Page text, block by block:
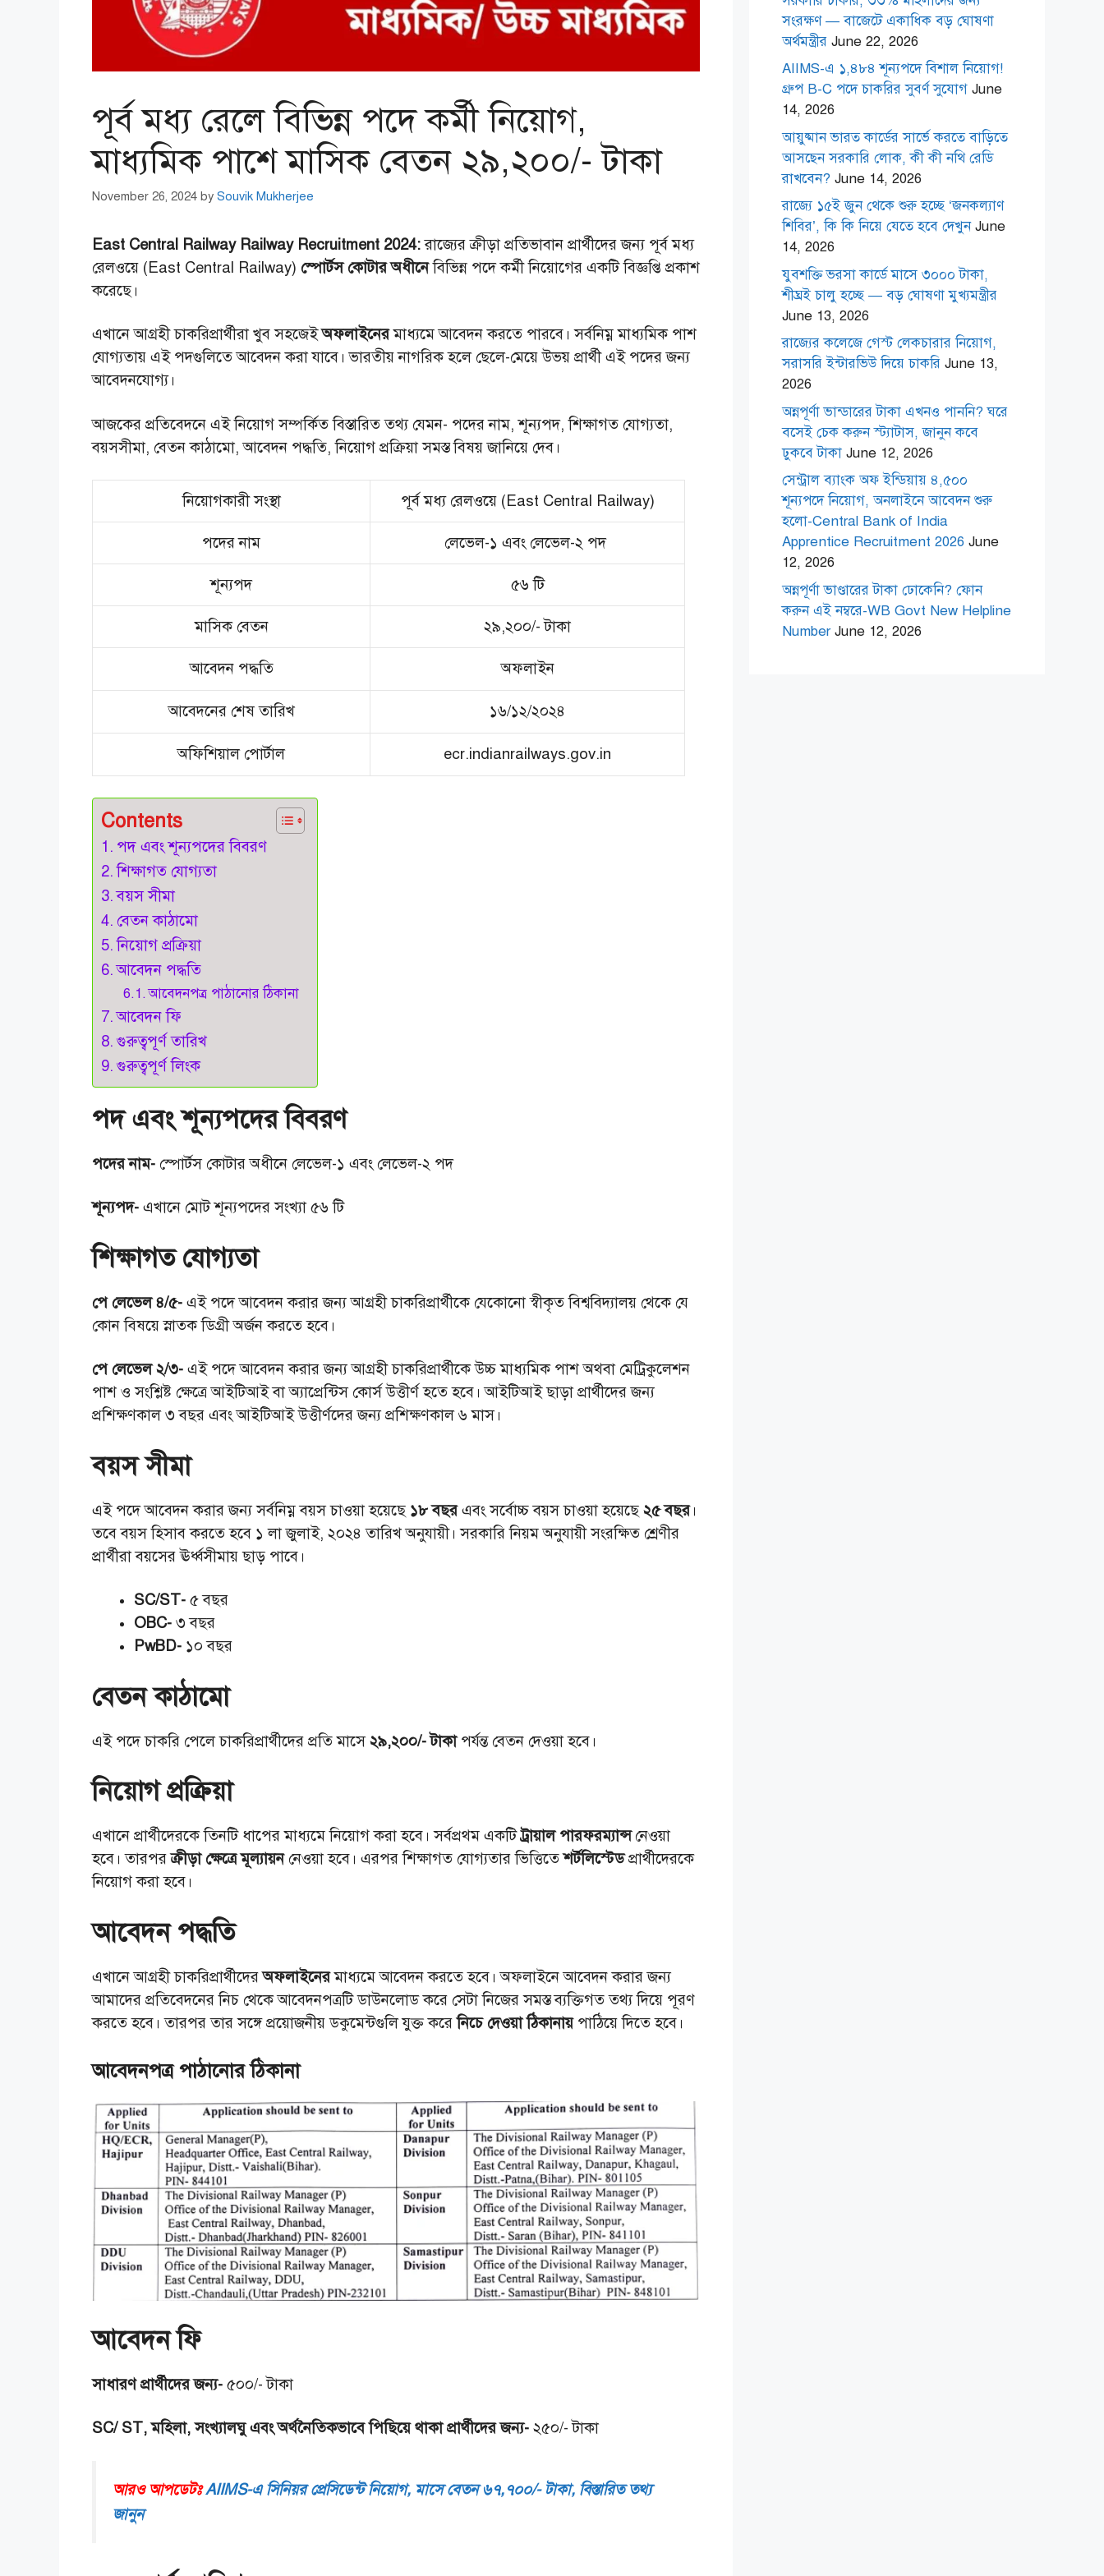
পূর্ব মধ্য রেলে বিভিন্ন পদে কর্মী নিয়োগ,
মাধ্যমিক পাশে মাসিক বেতন ২৯,২০০/- টাকা
November 26, 2024 by Souvik Mukherjee
East Central Railway Railway Recruitment 2024:রাজ্যের ক্রীড়া প্রতিভাবান প্রার্থীদের জন্য পূর্ব মধ্য
রেলওয়ে (East Central Railway) স্পোর্টস কোটার অধীনেবিভিন্ন পদে কর্মী নিয়োগের একটি বিজ্ঞপ্তি প্রকাশ
করেছে।
এখানে আগ্রহী চাকরিপ্রার্থীরা খুব সহজেইঅফলাইনেরমাধ্যমে আবেদন করতে পারবে। সর্বনিম্ন মাধ্যমিক পাশ
যোগ্যতায় এই পদগুলিতে আবেদন করা যাবে। ভারতীয় নাগরিক হলে ছেলে-মেয়ে উভয় প্রার্থী এই পদের জন্য
আবেদনযোগ্য।
আজকের প্রতিবেদনে এই নিয়োগ সম্পর্কিত বিস্তারিত তথ্য যেমন- পদের নাম, শূন্যপদ, শিক্ষাগত যোগ্যতা,
বয়সসীমা, বেতন কাঠামো, আবেদন পদ্ধতি, নিয়োগ প্রক্রিয়া সমস্ত বিষয় জানিয়ে দেব।
নিয়োগকারী সংস্থা পূর্ব মধ্য রেলওয়ে (East Central Railway)
পদের নাম লেভেল-১ এবং লেভেল-২ পদ
শূন্যপদ ৫৬ টি
মাসিক বেতন ২৯,২০০/- টাকা
আবেদন পদ্ধতি অফলাইন
আবেদনের শেষ তারিখ ১৬/১২/২০২৪
অফিশিয়াল পোর্টাল ecr.indianrailways.gov.in
Contents
পদ এবং শূন্যপদের বিবরণ
শিক্ষাগত যোগ্যতা
বয়স সীমা
বেতন কাঠামো
নিয়োগ প্রক্রিয়া
আবেদন পদ্ধতি
আবেদনপত্র পাঠানোর ঠিকানা
আবেদন ফি
গুরুত্বপূর্ণ তারিখ
গুরুত্বপূর্ণ লিংক
পদ এবং শূন্যপদের বিবরণ
পদের নাম- স্পোর্টস কোটার অধীনে লেভেল-১ এবং লেভেল-২ পদ
শূন্যপদ- এখানে মোট শূন্যপদের সংখ্যা ৫৬ টি
শিক্ষাগত যোগ্যতা
পে লেভেল ৪/৫- এই পদে আবেদন করার জন্য আগ্রহী চাকরিপ্রার্থীকে যেকোনো স্বীকৃত বিশ্ববিদ্যালয় থেকে যে
কোন বিষয়ে স্নাতক ডিগ্রী অর্জন করতে হবে।
পে লেভেল ২/৩- এই পদে আবেদন করার জন্য আগ্রহী চাকরিপ্রার্থীকে উচ্চ মাধ্যমিক পাশ অথবা মেট্রিকুলেশন
পাশ ও সংশ্লিষ্ট ক্ষেত্রে আইটিআই বা অ্যাপ্রেন্টিস কোর্স উত্তীর্ণ হতে হবে। আইটিআই ছাড়া প্রার্থীদের জন্য
প্রশিক্ষণকাল ৩ বছর এবং আইটিআই উত্তীর্ণদের জন্য প্রশিক্ষণকাল ৬ মাস।
বয়স সীমা
এই পদে আবেদন করার জন্য সর্বনিম্ন বয়স চাওয়া হয়েছে ১৮ বছরএবং সর্বোচ্চ বয়স চাওয়া হয়েছে ২৫ বছর।
তবে বয়স হিসাব করতে হবে ১ লা জুলাই, ২০২৪ তারিখ অনুযায়ী। সরকারি নিয়ম অনুযায়ী সংরক্ষিত শ্রেণীর
প্রার্থীরা বয়সের ঊর্ধ্বসীমায় ছাড় পাবে।
SC/ST- ৫ বছর
OBC- ৩ বছর
PwBD- ১০ বছর
বেতন কাঠামো
এই পদে চাকরি পেলে চাকরিপ্রার্থীদের প্রতি মাসে২৯,২০০/- টাকাপর্যন্ত বেতন দেওয়া হবে।
নিয়োগ প্রক্রিয়া
এখানে প্রার্থীদেরকে তিনটি ধাপের মাধ্যমে নিয়োগ করা হবে। সর্বপ্রথম একটিট্রায়াল পারফরম্যান্সনেওয়া
হবে। তারপরক্রীড়া ক্ষেত্রে মূল্যায়ননেওয়া হবে। এরপর শিক্ষাগত যোগ্যতার ভিত্তিতেশর্টলিস্টেডপ্রার্থীদেরকে
নিয়োগ করা হবে।
আবেদন পদ্ধতি
এখানে আগ্রহী চাকরিপ্রার্থীদেরঅফলাইনেরমাধ্যমে আবেদন করতে হবে। অফলাইনে আবেদন করার জন্য
আমাদের প্রতিবেদনের নিচ থেকে আবেদনপত্রটি ডাউনলোড করে সেটা নিজের সমস্ত ব্যক্তিগত তথ্য দিয়ে পূরণ
করতে হবে। তারপর তার সঙ্গে প্রয়োজনীয় ডকুমেন্টগুলি যুক্ত করেনিচে দেওয়া ঠিকানায়পাঠিয়ে দিতে হবে।
আবেদনপত্র পাঠানোর ঠিকানা
আবেদন ফি
সাধারণ প্রার্থীদের জন্য- ৫০০/- টাকা
SC/ ST, মহিলা, সংখ্যালঘু এবং অর্থনৈতিকভাবে পিছিয়ে থাকা প্রার্থীদের জন্য- ২৫০/- টাকা
আরও আপডেটঃAIIMS-এ সিনিয়র প্রেসিডেন্ট নিয়োগ, মাসে বেতন ৬৭,৭০০/- টাকা, বিস্তারিত তথ্য
জানুন
সংরক্ষণ — বাজেটে একাধিক বড় ঘোষণা
অর্থমন্ত্রীর June 22, 2026
AIIMS-এ ১,৪৮৪ শূন্যপদে বিশাল নিয়োগ!
গ্রুপ B-C পদে চাকরির সুবর্ণ সুযোগ June
14, 2026
আয়ুষ্মান ভারত কার্ডের সার্ভে করতে বাড়িতে
আসছেন সরকারি লোক, কী কী নথি রেডি
রাখবেন? June 14, 2026
রাজ্যে ১৫ই জুন থেকে শুরু হচ্ছে ‘জনকল্যাণ
শিবির’, কি কি নিয়ে যেতে হবে দেখুন June
14, 2026
যুবশক্তি ভরসা কার্ডে মাসে ৩০০০ টাকা,
শীঘ্রই চালু হচ্ছে — বড় ঘোষণা মুখ্যমন্ত্রীর
June 13, 2026
রাজ্যের কলেজে গেস্ট লেকচারার নিয়োগ,
সরাসরি ইন্টারভিউ দিয়ে চাকরি June 13,
2026
অন্নপূর্ণা ভান্ডারের টাকা এখনও পাননি? ঘরে
বসেই চেক করুন স্ট্যাটাস, জানুন কবে
ঢুকবে টাকা June 12, 2026
সেন্ট্রাল ব্যাংক অফ ইন্ডিয়ায় ৪,৫০০
শূন্যপদে নিয়োগ, অনলাইনে আবেদন শুরু
হলো-Central Bank of India
Apprentice Recruitment 2026 June
12, 2026
অন্নপূর্ণা ভাণ্ডারের টাকা ঢোকেনি? ফোন
করুন এই নম্বরে-WB Govt New Helpline
Number June 12, 2026